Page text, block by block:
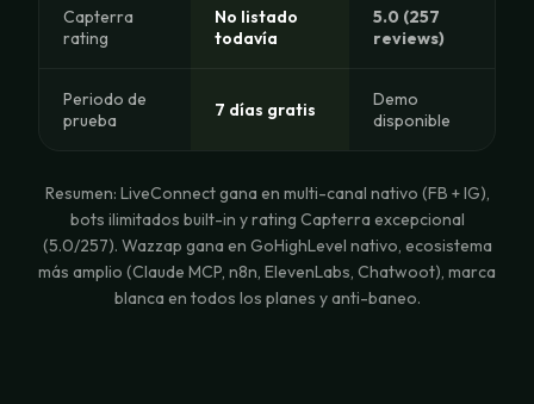
Capterra
rating
No listado
todavía
5.0 (257
reviews)
Periodo de
prueba
7 días gratis
Demo
disponible
Resumen: LiveConnect gana en multi-canal nativo (FB + IG),
bots ilimitados built-in y rating Capterra excepcional
(5.0/257). Wazzap gana en GoHighLevel nativo, ecosistema
más amplio (Claude MCP, n8n, ElevenLabs, Chatwoot), marca
blanca en todos los planes y anti-baneo.